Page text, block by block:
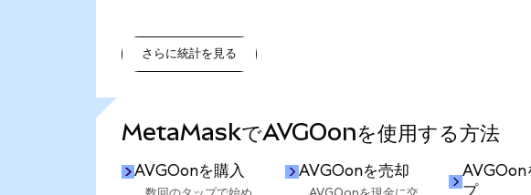
さらに統計を見る
MetaMaskでAVGOonを使用する方法
AVGOonを購入 AVGOonを売却
AVGOon
プ